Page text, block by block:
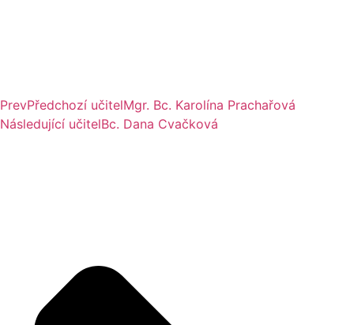
PrevPředchozí učitelMgr. Bc. Karolína Prachařová
Následující učitelBc. Dana Cvačková